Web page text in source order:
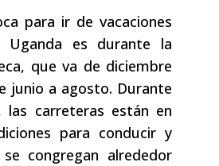
para ir de vacaciones
Uganda es durante la
que va de diciembre
junio a agosto. Durante
las carreteras están en
para conducir y
congregan alrededor